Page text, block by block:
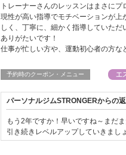
トレーナーさんのレッスンはまさに
現性が高い指導でモチベーションが
しく、丁寧に、細かく指導していた
ありがたいです！
仕事が忙しい方や、運動初心者の方な
予約時のクーポン・メニュー
パーソナルジムSTRONGERからの
もう2年ですか！早いですね～まだ
引き続きレベルアップしていきまし